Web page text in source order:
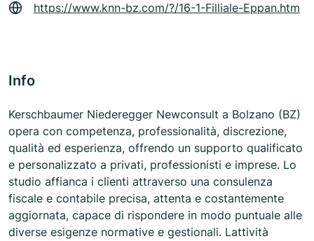
https://www.knn-bz.com/?/16-1-Filliale-Eppan.htm
Info
Kerschbaumer Niederegger Newconsult a Bolzano (BZ)
opera con competenza, professionalità, discrezione,
qualità ed esperienza, offrendo un supporto qualificato
e personalizzato a privati, professionisti e imprese. Lo
studio affianca i clienti attraverso una consulenza
fiscale e contabile precisa, attenta e costantemente
aggiornata, capace di rispondere in modo puntuale alle
diverse esigenze normative e gestionali. Lattività